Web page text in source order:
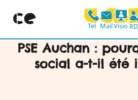
Tel MailVisio
PSE Auchan : pourquoi le plan
social a-t-il été